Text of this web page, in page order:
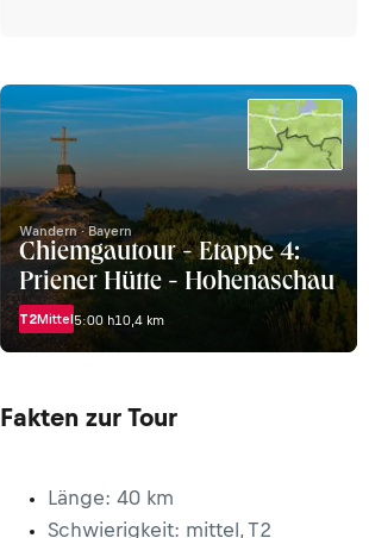
Wandern · Bayern
Chiemgautour - Etappe 4:
Priener Hütte - Hohenaschau
T2Mittel5:00 h10,4 km
Fakten zur Tour
Länge: 40 km
Schwierigkeit: mittel, T2